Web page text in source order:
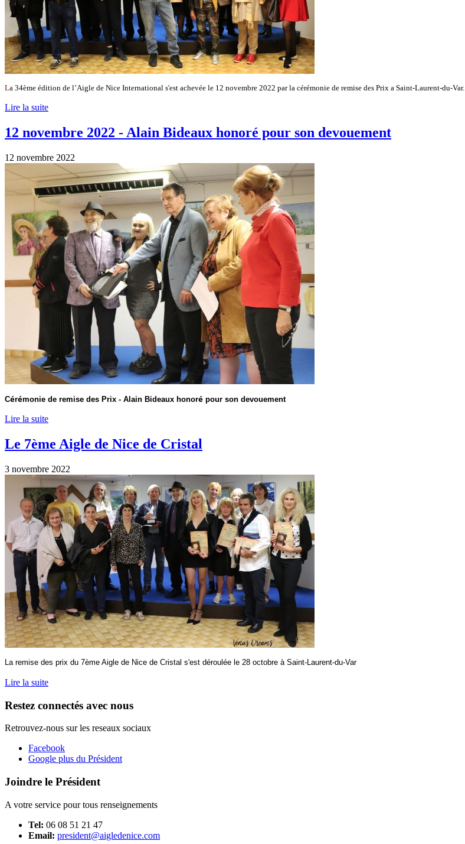
La 34ème édition de l’Aigle de Nice International s'est achevée le 12 novembre 2022 par la cérémonie de remise des Prix a Saint-Laurent-du-Var.
Lire la suite
12 novembre 2022 - Alain Bideaux honoré pour son devouement
12 novembre 2022
Cérémonie de remise des Prix - Alain Bideaux honoré pour son devouement
Lire la suite
Le 7ème Aigle de Nice de Cristal
3 novembre 2022
La remise des prix du 7ème Aigle de Nice de Cristal s'est déroulée le 28 octobre à Saint-Laurent-du-Var
Lire la suite
Restez connectés avec nous
Retrouvez-nous sur les reseaux sociaux
Facebook
Google plus du Président
Joindre le Président
A votre service pour tous renseignements
Tel: 06 08 51 21 47
Email: president@aigledenice.com